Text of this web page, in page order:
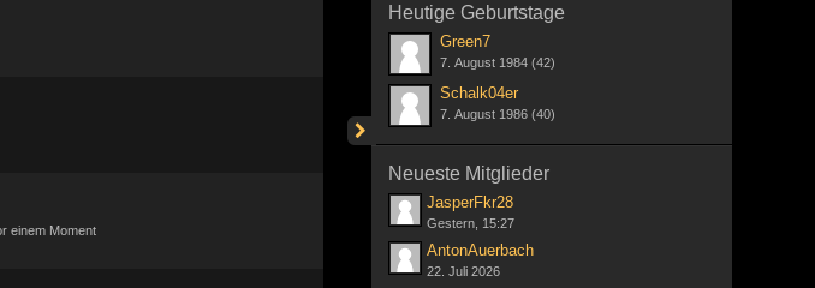
einem Moment
Heutige Geburtstage
Green7
7. August 1984 (42)
Schalk04er
7. August 1986 (40)
Neueste Mitglieder
JasperFkr28
Gestern, 15:27
AntonAuerbach
22. Juli 2026